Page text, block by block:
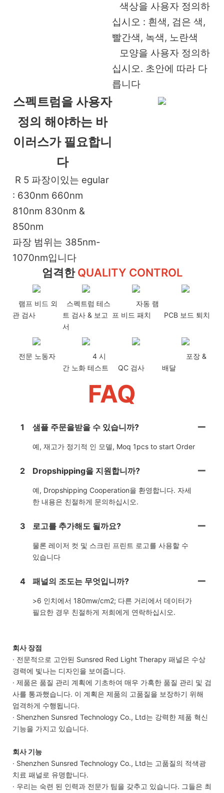
색상을 사용자 정의하
십시오 : 흰색, 검은 색,
빨간색, 녹색, 노란색
모양을 사용자 정의하
십시오. 초안에 따라 다
릅니다
스펙트럼을 사용자
정의 해야하는 바
이러스가 필요합니
다
R 5 파장이있는 egular
: 630nm 660nm
810nm 830nm &
850nm
파장 범위는 385nm-
1070nm입니다
엄격한QUALITY CONTROL
램프 비드 외
관 검사
스펙트럼 테스
트 검사 & 보고
서
자동 램
프 비드 패치
PCB 보드 퇴치
전문 노동자
4 시
간 노화 테스트
QC 검사
포장 &
배달
FAQ
1 샘플 주문을받을 수 있습니까?
예, 재고가 정기적 인 모델, Moq 1pcs to start Order
2 Dropshipping을 지원합니까?
예, Dropshipping Cooperation을 환영합니다. 자세
한 내용은 친절하게 문의하십시오.
3 로고를 추가해도 될까요?
물론 레이저 컷 및 스크린 프린트 로고를 사용할 수
있습니다
4 패널의 조도는 무엇입니까?
>6 인치에서 180mw/cm2; 다른 거리에서 데이터가
필요한 경우 친절하게 저희에게 연락하십시오.
회사 장점
· 전문적으로 고안된 Sunsred Red Light Therapy 패널은 수상
경력에 빛나는 디자인을 보여줍니다.
· 제품은 품질 관리 계획에 기초하여 매우 가혹한 품질 관리 및 검
사를 통과했습니다. 이 계획은 제품의 고품질을 보장하기 위해
엄격하게 수행됩니다.
· Shenzhen Sunsred Technology Co., Ltd는 강력한 제품 혁신
기능을 가지고 있습니다.
회사 기능
· Shenzhen Sunsred Technology Co., Ltd는 고품질의 적색광
치료 패널로 유명합니다.
· 우리는 숙련 된 인력과 전문가 팀을 갖추고 있습니다. 그들은 최